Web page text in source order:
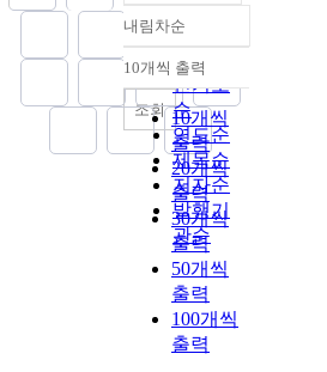
정확도
순
인기도
순
연도순
제목순
저자순
발행기
관순
내림차순
내림차순
10개씩 출력
10개씩
출력
20개씩
출력
30개씩
출력
50개씩
출력
100개씩
출력
조회